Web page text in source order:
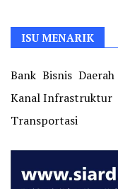
ISU MENARIK
Bank Bisnis Daerah
Kanal Infrastruktur
Transportasi